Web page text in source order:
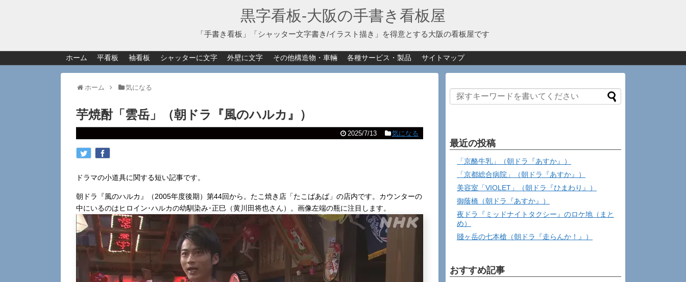
黒字看板‐大阪の手書き看板屋
「手書き看板」「シャッター文字書き/イラスト描き」を得意とする大阪の看板屋です
ホーム 平看板 袖看板 シャッターに文字 外壁に文字 その他構造物・車輛 各種サービス・製品 サイトマップ
ホーム 気になる
芋焼酎「雲岳」（朝ドラ『風のハルカ』）
2025/7/13 気になる
ドラマの小道具に関する短い記事です。
朝ドラ『風のハルカ』（2005年度後期）第44回から。たこ焼き店「たこばあば」の店内です。カウンターの
中にいるのはヒロイン･ハルカの幼馴染み･正巳（黄川田将也さん）。画像左端の瓶に注目します。
最近の投稿
「京酪牛乳」（朝ドラ『あすか』）
「京都総合病院」（朝ドラ『あすか』）
美容室「VIOLET」（朝ドラ『ひまわり』）
御蔭橋（朝ドラ『あすか』）
夜ドラ『ミッドナイトタクシー』のロケ地（まと
め）
賤ヶ岳の七本槍（朝ドラ『走らんか！』）
おすすめ記事